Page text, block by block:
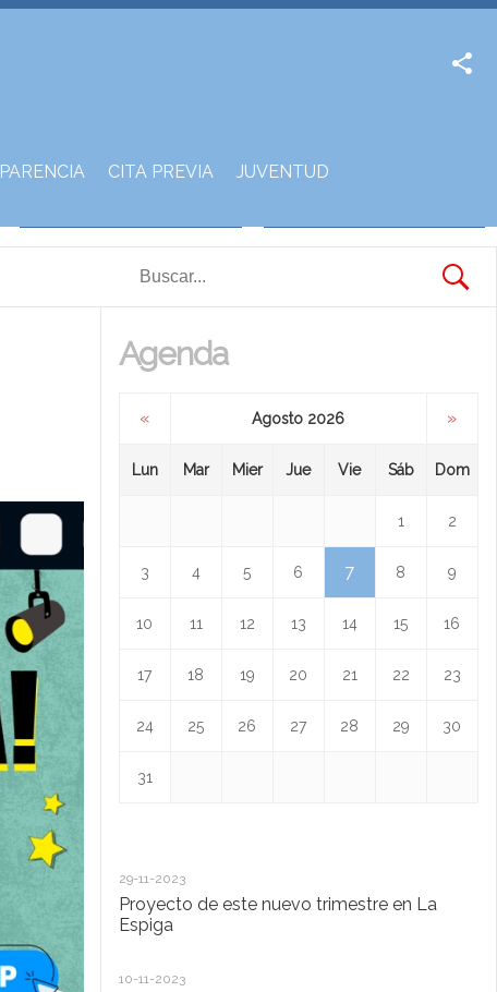
CITA PREVIA JUVENTUD
Agenda
« Agosto 2026 »
Lun Mar Mier Jue Vie Sáb Dom
1 2
3 4 5 6 7 8 9
10 11 12 13 14 15 16
17 18 19 20 21 22 23
24 25 26 27 28 29 30
31
29-11-2023
Proyecto de este nuevo trimestre en La
Espiga
10-11-2023